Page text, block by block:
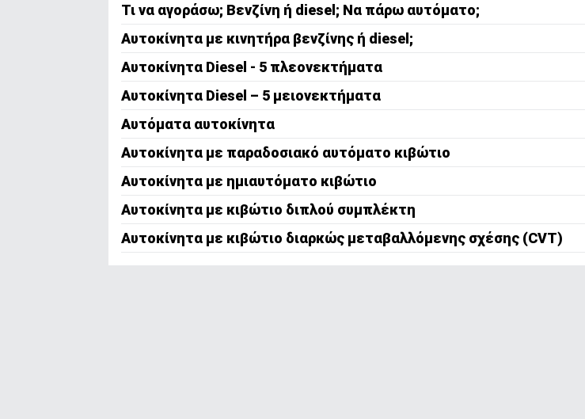
Τι να αγοράσω; Βενζίνη ή diesel; Να πάρω αυτόματο;
Αυτοκίνητα με κινητήρα βενζίνης ή diesel;
Πλούσια ροπή:
Φθηνότερο φουλάρισμα:
Αυτοκίνητα Diesel - 5 πλεονεκτήματα
Πλούσια ροπή:
Φθηνότερο φουλάρισμα:
Λιγότερες επισκέψεις στο πρατήριο:
Χαμηλότερα τέλη κυκλοφορίας:
Αυτοκίνητα Diesel – 5 μειονεκτήματα
Τσουχτερή τιμή:
Νοθεία καυσίμου:
Αυτόματα αυτοκίνητα
Αυτοκίνητα με παραδοσιακό αυτόματο κιβώτιο
Αυτοκίνητα με ημιαυτόματο κιβώτιο
Αυτοκίνητα με κιβώτιο διπλού συμπλέκτη
Αυτοκίνητα με κιβώτιο διαρκώς μεταβαλλόμενης σχέσης (CVT)